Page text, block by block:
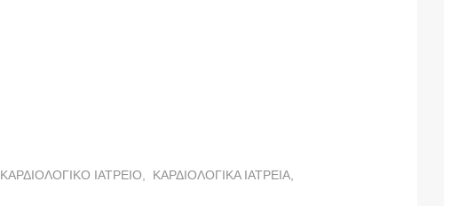
ΚΑΡΔΙΟΛΟΓΙΚΟ ΙΑΤΡΕΙΟ,
ΚΑΡΔΙΟΛΟΓΙΚΑ ΙΑΤΡΕΙΑ,